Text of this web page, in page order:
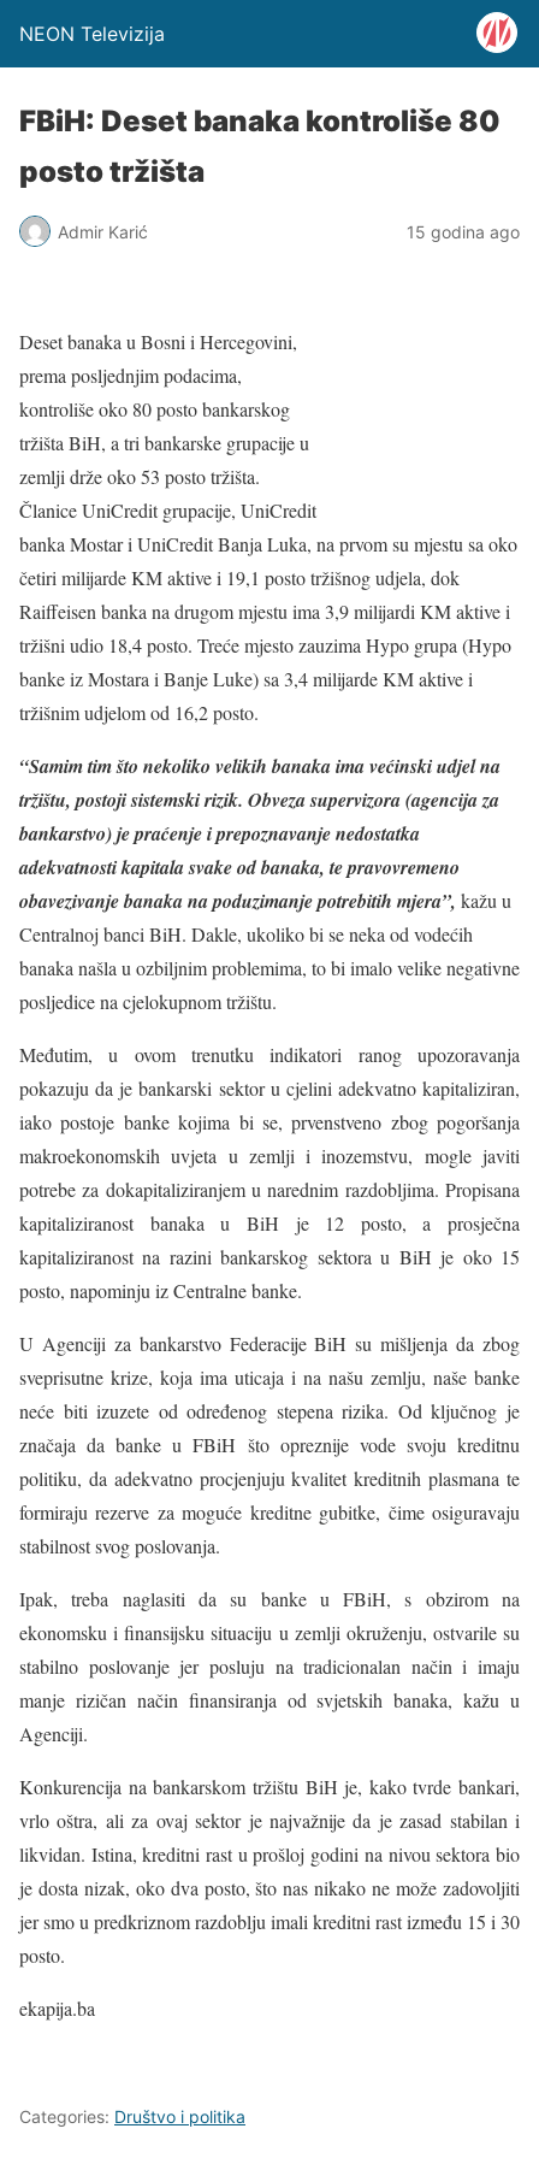
NEON Televizija
FBiH: Deset banaka kontroliše 80
posto tržišta
Admir Karić 15 godina ago
Deset banaka u Bosni i Hercegovini,
prema posljednjim podacima,
kontroliše oko 80 posto bankarskog
tržišta BiH, a tri bankarske grupacije u
zemlji drže oko 53 posto tržišta.
Članice UniCredit grupacije, UniCredit
banka Mostar i UniCredit Banja Luka, na prvom su mjestu sa oko
četiri milijarde KM aktive i 19,1 posto tržišnog udjela, dok
Raiffeisen banka na drugom mjestu ima 3,9 milijardi KM aktive i
tržišni udio 18,4 posto. Treće mjesto zauzima Hypo grupa (Hypo
banke iz Mostara i Banje Luke) sa 3,4 milijarde KM aktive i
tržišnim udjelom od 16,2 posto.
“Samim tim što nekoliko velikih banaka ima većinski udjel na
tržištu, postoji sistemski rizik. Obveza supervizora (agencija za
bankarstvo) je praćenje i prepoznavanje nedostatka
adekvatnosti kapitala svake od banaka, te pravovremeno
obavezivanje banaka na poduzimanje potrebitih mjera”, kažu u
Centralnoj banci BiH. Dakle, ukoliko bi se neka od vodećih
banaka našla u ozbiljnim problemima, to bi imalo velike negativne
posljedice na cjelokupnom tržištu.
Međutim, u ovom trenutku indikatori ranog upozoravanja
pokazuju da je bankarski sektor u cjelini adekvatno kapitaliziran,
iako postoje banke kojima bi se, prvenstveno zbog pogoršanja
makroekonomskih uvjeta u zemlji i inozemstvu, mogle javiti
potrebe za dokapitaliziranjem u narednim razdobljima. Propisana
kapitaliziranost banaka u BiH je 12 posto, a prosječna
kapitaliziranost na razini bankarskog sektora u BiH je oko 15
posto, napominju iz Centralne banke.
U Agenciji za bankarstvo Federacije BiH su mišljenja da zbog
sveprisutne krize, koja ima uticaja i na našu zemlju, naše banke
neće biti izuzete od određenog stepena rizika. Od ključnog je
značaja da banke u FBiH što opreznije vode svoju kreditnu
politiku, da adekvatno procjenjuju kvalitet kreditnih plasmana te
formiraju rezerve za moguće kreditne gubitke, čime osiguravaju
stabilnost svog poslovanja.
Ipak, treba naglasiti da su banke u FBiH, s obzirom na
ekonomsku i finansijsku situaciju u zemlji okruženju, ostvarile su
stabilno poslovanje jer posluju na tradicionalan način i imaju
manje rizičan način finansiranja od svjetskih banaka, kažu u
Agenciji.
Konkurencija na bankarskom tržištu BiH je, kako tvrde bankari,
vrlo oštra, ali za ovaj sektor je najvažnije da je zasad stabilan i
likvidan. Istina, kreditni rast u prošloj godini na nivou sektora bio
je dosta nizak, oko dva posto, što nas nikako ne može zadovoljiti
jer smo u predkriznom razdoblju imali kreditni rast između 15 i 30
posto.
ekapija.ba
Categories: Društvo i politika